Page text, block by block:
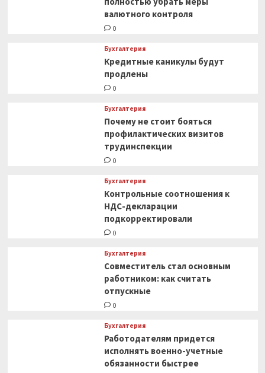
валютного контроля
0
Бухгалтерия
Кредитные каникулы будут
продлены
0
Бухгалтерия
Почему не стоит бояться
профилактических визитов
трудинспекции
0
Бухгалтерия
Контрольные соотношения к
НДС-декларации
подкорректировали
0
Бухгалтерия
Совместитель стал основным
работником: как считать
отпускные
0
Бухгалтерия
Работодателям придется
исполнять военно-учетные
обязанности быстрее